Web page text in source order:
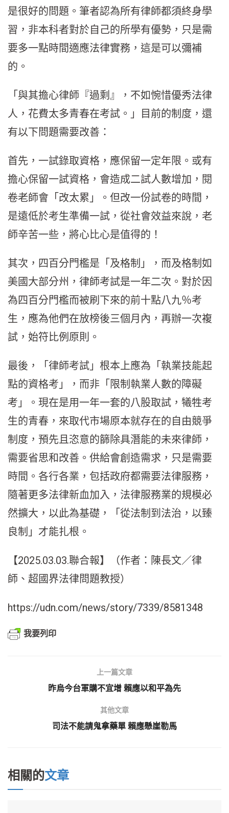
是很好的問題。筆者認為所有律師都須終身學
習，非本科者對於自己的所學有優勢，只是需
要多一點時間適應法律實務，這是可以彌補
的。
「與其擔心律師『過剩』，不如惋惜優秀法律
人，花費太多青春在考試。」目前的制度，還
有以下問題需要改善：
首先，一試錄取資格，應保留一定年限。或有
擔心保留一試資格，會造成二試人數增加，閱
卷老師會「改太累」。但改一份試卷的時間，
是遠低於考生準備一試，從社會效益來說，老
師辛苦一些，將心比心是值得的！
其次，四百分門檻是「及格制」，而及格制如
美國大部分州，律師考試是一年二次。對於因
為四百分門檻而被刷下來的前十點八九％考
生，應為他們在放榜後三個月內，再辦一次複
試，始符比例原則。
最後，「律師考試」根本上應為「執業技能起
點的資格考」，而非「限制執業人數的障礙
考」。現在是用一年一套的八股取試，犧牲考
生的青春，來取代市場原本就存在的自由競爭
制度，預先且恣意的篩除具潛能的未來律師，
需要省思和改善。供給會創造需求，只是需要
時間。各行各業，包括政府都需要法律服務，
隨著更多法律新血加入，法律服務業的規模必
然擴大，以此為基礎，「從法制到法治，以臻
良制」才能扎根。
【2025.03.03.聯合報】（作者：陳長文／律
師、超國界法律問題教授）
https://udn.com/news/story/7339/8581348
我要列印
上一篇文章
昨烏今台軍購不宜增 賴應以和平為先
其他文章
司法不能請鬼拿藥單 賴應懸崖勒馬
相關的文章